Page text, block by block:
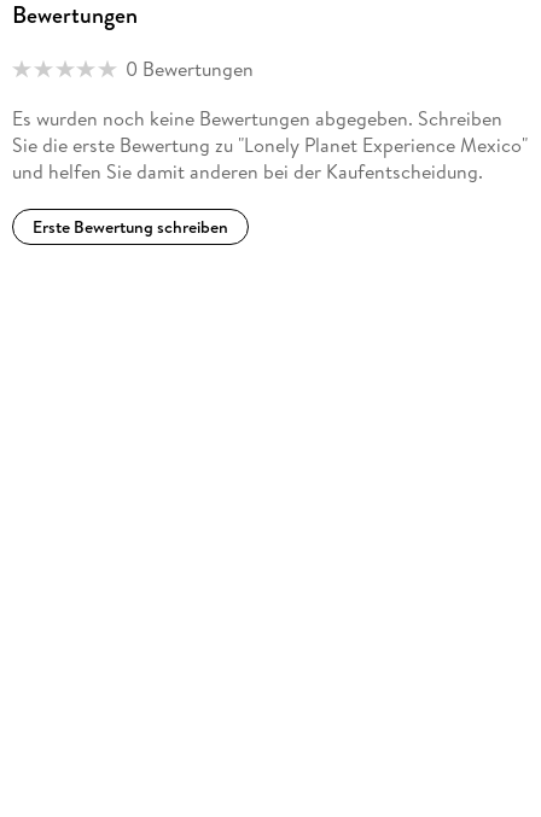
Bewertungen
0 Bewertungen
Es wurden noch keine Bewertungen abgegeben. Schreiben
Sie die erste Bewertung zu "Lonely Planet Experience Mexico"
und helfen Sie damit anderen bei der Kaufentscheidung.
Erste Bewertung schreiben